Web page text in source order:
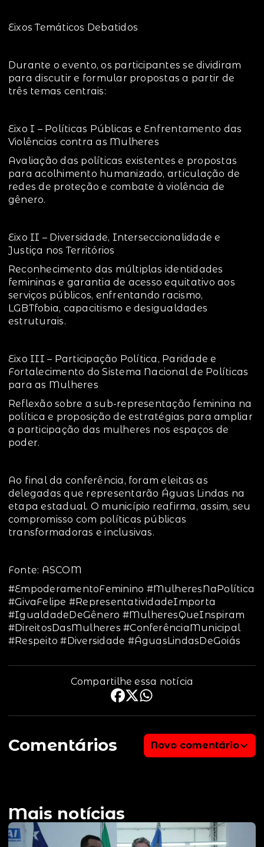
Eixos Temáticos Debatidos
Durante o evento, os participantes se dividiram
para discutir e formular propostas a partir de
três temas centrais:
Eixo I – Políticas Públicas e Enfrentamento das
Violências contra as Mulheres
Avaliação das políticas existentes e propostas
para acolhimento humanizado, articulação de
redes de proteção e combate à violência de
gênero.
Eixo II – Diversidade, Interseccionalidade e
Justiça nos Territórios
Reconhecimento das múltiplas identidades
femininas e garantia de acesso equitativo aos
serviços públicos, enfrentando racismo,
LGBTfobia, capacitismo e desigualdades
estruturais.
Eixo III – Participação Política, Paridade e
Fortalecimento do Sistema Nacional de Políticas
para as Mulheres
Reflexão sobre a sub-representação feminina na
política e proposição de estratégias para ampliar
a participação das mulheres nos espaços de
poder.
Ao final da conferência, foram eleitas as
delegadas que representarão Águas Lindas na
etapa estadual. O município reafirma, assim, seu
compromisso com políticas públicas
transformadoras e inclusivas.
Fonte: ASCOM
#EmpoderamentoFeminino #MulheresNaPolítica
#GivaFelipe #RepresentatividadeImporta
#IgualdadeDeGênero #MulheresQueInspiram
#DireitosDasMulheres #ConferênciaMunicipal
#Respeito #Diversidade #ÁguasLindasDeGoiás
Compartilhe essa notícia
Comentários Novo comentário
Mais notícias